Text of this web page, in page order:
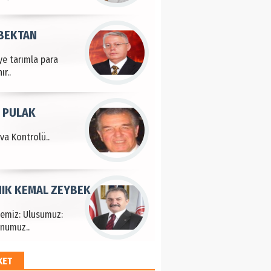
tarımla para
Kontrolü..
PULAK
Ulusumuz:
KEMAL ZEYBEK
HAYRİ PEKER